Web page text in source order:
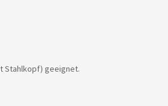
Stahlkopf) geeignet.